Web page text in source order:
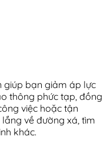
giúp bạn giảm áp lực
thông phức tạp, đồng
việc hoặc tận
về đường xá, tìm
khác.